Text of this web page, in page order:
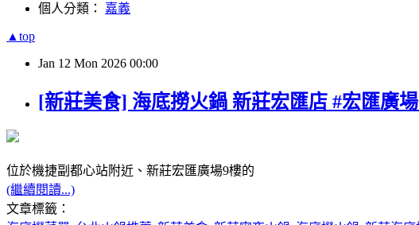
個人分類： 嘉義
▲top
Jan 12 Mon 2026 00:00
[新莊美食] 海底撈火鍋 新莊宏匯店 #宏匯廣
位於機捷副都心站附近、新莊宏匯廣場9樓的
(繼續閱讀...)
文章標籤：